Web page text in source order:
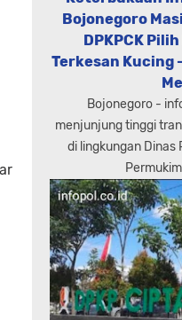
Bojonegoro
DPKPCK
Terkesan Kucing
Bojonegoro -
menjunjung tinggi
di lingkungan Dinas